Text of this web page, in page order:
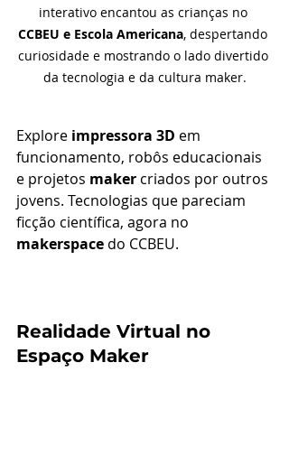
interativo encantou as crianças no
CCBEU e Escola Americana, despertando
curiosidade e mostrando o lado divertido
da tecnologia e da cultura maker.
Explore impressora 3D em
funcionamento, robôs educacionais
e projetos maker criados por outros
jovens. Tecnologias que pareciam
ficção científica, agora no
makerspace do CCBEU.
Realidade Virtual no
Espaço Maker